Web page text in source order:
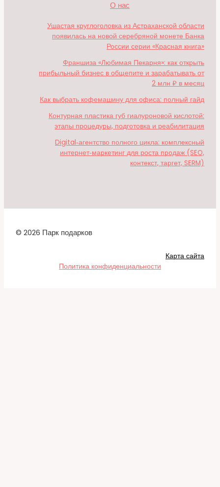
О нас
Ушастая круглоголовка из Астраханской области
появилась на новой серебряной монете Банка
России серии «Красная книга»
Франшиза «Любимая Пекарня»: как открыть
прибыльный бизнес в общепите и зарабатывать от
2 млн ₽ в месяц
Как выбрать кофемашину для офиса: полный гайд
Контурная пластика губ гиалуроновой кислотой:
этапы процедуры, подготовка и реабилитация
Digital‑агентство полного цикла: комплексный
интернет‑маркетинг для роста продаж (SEO,
контекст, таргет, SERM)
© 2026 Парк подарков
Карта сайта
Политика конфиденциальности